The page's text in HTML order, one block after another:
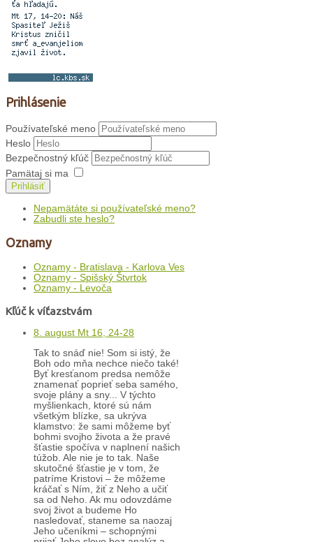
Prihlásenie
Používateľské meno
Heslo
Bezpečnostný kľúč
Pamätaj si ma
Prihlásiť
Nepamätáte si používateľské meno?
Zabudli ste heslo?
Oznamy
Oznamy - Bratislava - Karlova Ves
Oznamy - Spišský Štvrtok
Oznamy - Levoča
Kľúč k víťazstvám
8. august Mt 16, 24-28
Tak to snáď nie! Som si istý, že
Boh odo mňa nechce niečo také!
Byť kresťanom predsa nemôže
znamenať poprieť seba samého,
svoje plány a sny... V týchto
myšlienkach, ktoré sú nám
všetkým blízke, sa ukrýva
klamstvo: že sami môžeme byť
bohmi svojho života a že pravé
šťastie spočíva v naplnení našich
túžob. Ale nie je to tak. Naše
skutočné šťastie je v tom, že
patríme Kristovi – že môžeme
kráčať s Ním, žiť z Neho a učiť
sa od Neho. Ak mu odovzdáme
svoj život a budeme Ho
nasledovať, staneme sa naozaj
Jeho učeníkmi – schopnými